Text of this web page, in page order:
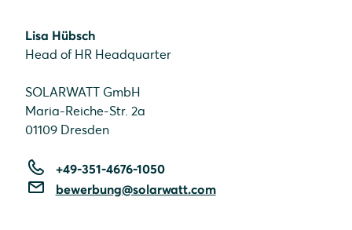
Lisa Hübsch
Head of HR Headquarter
SOLARWATT GmbH
Maria-Reiche-Str. 2a
01109 Dresden
+49-351-4676-1050
bewerbung@solarwatt.com